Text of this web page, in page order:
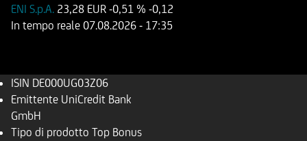
ENI S.p.A. 23,28 EUR -0,51 % -0,12
In tempo reale 07.08.2026 - 17:35
ISIN DE000UG03Z06
Emittente UniCredit Bank
GmbH
Tipo di prodotto Top Bonus